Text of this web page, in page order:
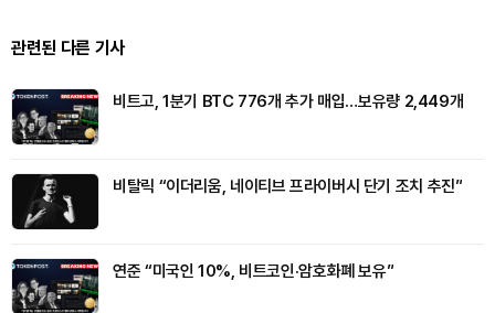
관련된 다른 기사
비트고, 1분기 BTC 776개 추가 매입…보유량 2,449개
비탈릭 “이더리움, 네이티브 프라이버시 단기 조치 추진”
연준 “미국인 10%, 비트코인·암호화폐 보유”